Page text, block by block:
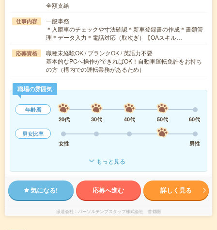
全額支給
仕事内容
一般事務
＊入庫車のチェックや寸法確認＊新車登録書の作成＊書類管
理＊データ入力＊電話対応（取次ぎ）【OAスキル…
応募資格
職種未経験OK / ブランクOK / 英語力不要
基本的なPCへ操作ができればOK！自動車運転免許をお持ち
の方（構内での運転業務があるため）
職場の雰囲気
年齢層
20代
30代 40代 50代
60代
男女比率
女性
男性
もっと見る
気になる! 応募へ進む 詳しく見る
派遣会社 パーソルテンプスタッフ株式会社 首都圏